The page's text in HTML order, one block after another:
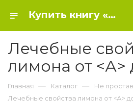
Купить книгу «Лечебные свойства лимона от <А> до <Я>» 0, Дубровин И.И. - Не проставлена группа
Лечебные
лимона от <А>
Главная — Каталог — Не
Лечебные свойства лимона от <А>